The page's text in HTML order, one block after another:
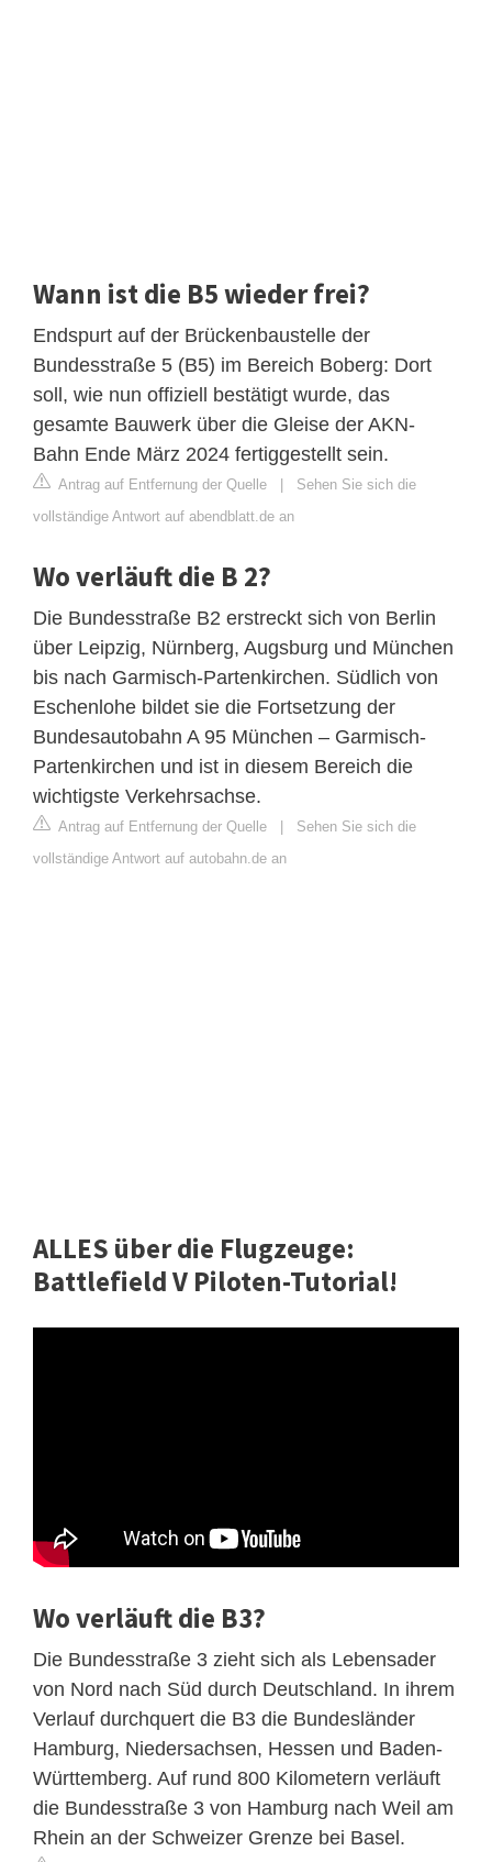
Wann ist die B5 wieder frei?
Endspurt auf der Brückenbaustelle der
Bundesstraße 5 (B5) im Bereich Boberg: Dort
soll, wie nun offiziell bestätigt wurde, das
gesamte Bauwerk über die Gleise der AKN-
Bahn Ende März 2024 fertiggestellt sein.
Antrag auf Entfernung der Quelle
Sehen Sie sich die
vollständige Antwort auf abendblatt.de an
Wo verläuft die B 2?
Die Bundesstraße B2 erstreckt sich von Berlin
über Leipzig, Nürnberg, Augsburg und München
bis nach Garmisch-Partenkirchen. Südlich von
Eschenlohe bildet sie die Fortsetzung der
Bundesautobahn A 95 München – Garmisch-
Partenkirchen und ist in diesem Bereich die
wichtigste Verkehrsachse.
Antrag auf Entfernung der Quelle
Sehen Sie sich die
vollständige Antwort auf autobahn.de an
ALLES über die Flugzeuge:
Battlefield V Piloten-Tutorial!
Wo verläuft die B3?
Die Bundesstraße 3 zieht sich als Lebensader
von Nord nach Süd durch Deutschland. In ihrem
Verlauf durchquert die B3 die Bundesländer
Hamburg, Niedersachsen, Hessen und Baden-
Württemberg. Auf rund 800 Kilometern verläuft
die Bundesstraße 3 von Hamburg nach Weil am
Rhein an der Schweizer Grenze bei Basel.